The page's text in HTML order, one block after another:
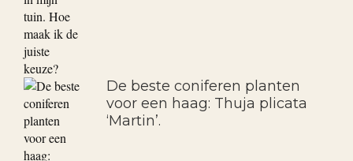
De beste coniferen planten
voor een haag: Thuja plicata
‘Martin’.